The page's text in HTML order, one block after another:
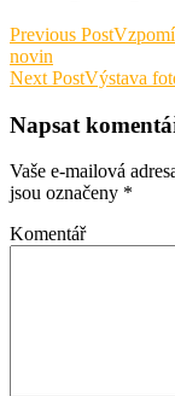
Previous Post
novin
Next PostVýstava
Napsat
Vaše e-mailová
jsou označeny *
Komentář